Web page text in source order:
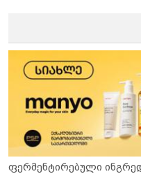
ფერმენტირებული